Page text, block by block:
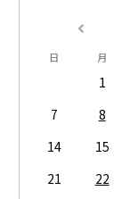
日 月
1
7
8
14
15
21
22